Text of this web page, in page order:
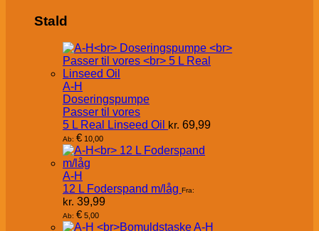
Stald
A-H
Doseringspumpe
Passer til vores
5 L Real Linseed Oil kr. 69,99
Ab: € 10,00
A-H
12 L Foderspand m/låg Fra:
kr. 39,99
Ab: € 5,00
A-H